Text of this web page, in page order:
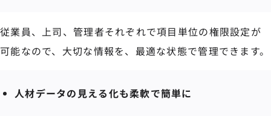
従業員、上司、管理者それぞれで項目単位の権限設定が
可能なので、大切な情報を、最適な状態で管理できます。
人材データの見える化も柔軟で簡単に